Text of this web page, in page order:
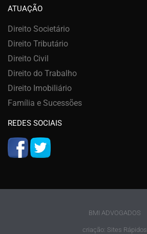
ATUAÇÃO
Direito Societário
Direito Tributário
Direito Civil
Direito do Trabalho
Direito Imobiliário
Família e Sucessões
REDES SOCIAIS
BMI ADVOGADOS
criação: Sites Rápidos